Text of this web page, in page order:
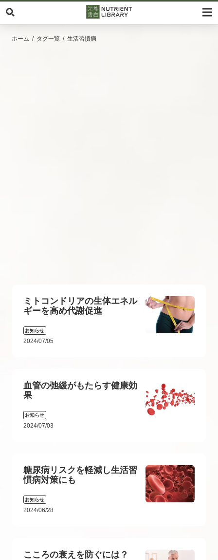
ホーム タグ一覧 生活習慣病
ミトコンドリアの生体エネル
ギーを高め代謝促進
お知らせ
2024/07/05
血管の弛緩がもたらす健康効
果
お知らせ
2024/07/03
糖尿病リスクを軽減し生活習
慣病対策にも
お知らせ
2024/06/28
こころの衰えを防ぐには？